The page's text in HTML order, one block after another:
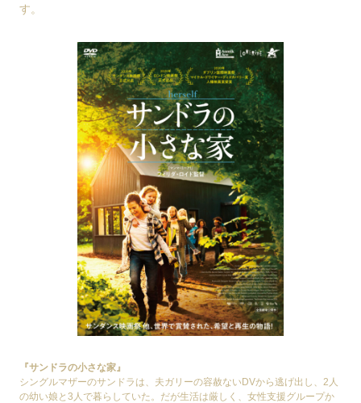
す。
『サンドラの小さな家』
シングルマザーのサンドラは、夫ガリーの容赦ないDVから逃げ出し、2人
の幼い娘と3人で暮らしていた。だが生活は厳しく、女性支援グループか